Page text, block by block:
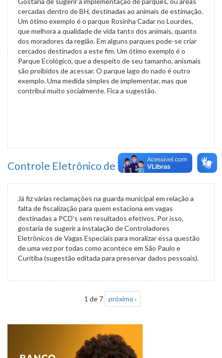
cercadas dentro de BH, destinadas ao animais de estimação.
Um ótimo exemplo é o parque Rosinha Cadar no Lourdes,
que melhora a qualidade de vida tanto dos animais, quanto
dos moradores da região. Em alguns parques pode-se criar
cercados destinados a este fim. Um ótimo exemplo é o
Parque Ecológico, que a despeito de seu tamanho, anismais
são proibidos de acessar. O parque lago do nado é outro
exemplo. Uma medida simples de implementar, mas que
contribui muito socialmente. Fica a sugestão.
Controle Eletrônico de Vagas Especiais
Já fiz várias reclamações na guarda municipal em relação a
falta de fiscalização para quem estaciona em vagas
destinadas a PCD's sem resultados efetivos. Por isso,
gostaria de sugerir a instalação de Controladores
Eletrônicos de Vagas Especiais para moralizar essa questão
de uma vez por todas como acontece em São Paulo e
Curitiba (sugestão editada para preservar dados pessoais).
1 de 7 próximo ›